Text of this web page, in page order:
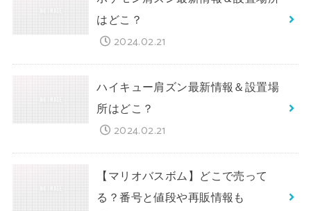
はどこ？
2024.02.21
ハイキュー肩ズン最新情報＆設置場
所はどこ？
2024.02.21
【マリオバスボム】どこで売って
る？番号と値段や再販情報も